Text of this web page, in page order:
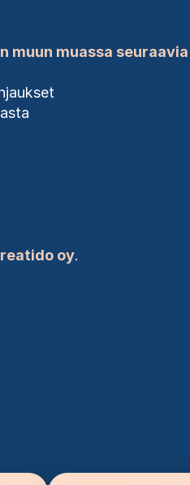
muun muassa
oy.